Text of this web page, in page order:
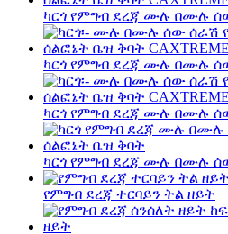
ካርጎ የምግብ ደረጃ ሙሉ በሙሉ
ካርጎ የምግብ ደረጃ ሙሉ በሙሉ
ካርጎ የምግብ ደረጃ ሙሉ በሙሉ
ካርጎ የምግብ ደረጃ ሙሉ በሙሉ
የምግብ ደረጃ ተርባይን ትል ዘይት